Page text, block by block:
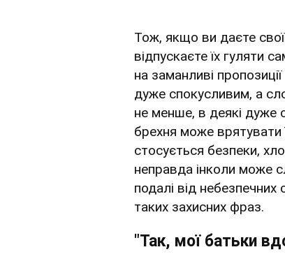
Тож, якщо ви даєте
відпускаєте їх гуляти
на заманливі
дуже спокусливим, а
не менше, в деякі дуже
брехня може врятувати
стосується безпеки,
неправда інколи може
подалі від
таких захисних фраз.
"Так, мої батьки